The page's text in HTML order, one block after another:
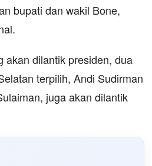
bupati dan wakil Bone,
akan dilantik presiden, dua
terpilih, Andi Sudirman
juga akan dilantik